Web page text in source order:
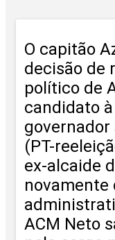
O capitão
decisão de
político de
candidato
(PT-
ex-alcaide
novamente
ACM Neto